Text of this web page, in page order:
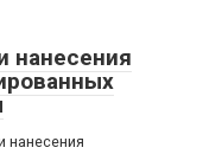
нанесения
нанесения